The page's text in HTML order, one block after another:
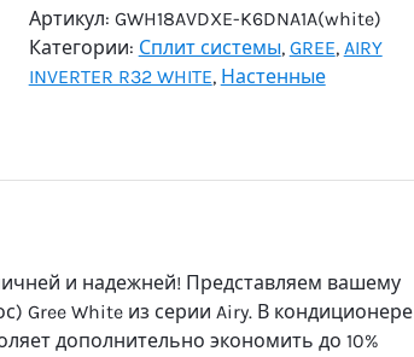
Артикул: GWH18AVDXE-K6DNA1A(white)
Категории: Сплит системы, GREE, AIRY
INVERTER R32 WHITE, Настенные
и надежней! Представляем вашему
Gree White из серии Airy. В кондиционере
дополнительно экономить до 10%